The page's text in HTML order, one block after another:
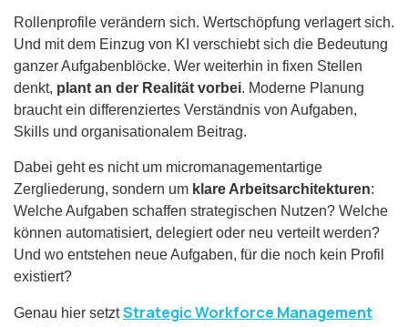
Rollenprofile verändern sich. Wertschöpfung verlagert sich.
Und mit dem Einzug von KI verschiebt sich die Bedeutung
ganzer Aufgabenblöcke. Wer weiterhin in fixen Stellen
denkt, plant an der Realität vorbei. Moderne Planung
braucht ein differenziertes Verständnis von Aufgaben,
Skills und organisationalem Beitrag.
Dabei geht es nicht um micromanagementartige
Zergliederung, sondern um klare Arbeitsarchitekturen:
Welche Aufgaben schaffen strategischen Nutzen? Welche
können automatisiert, delegiert oder neu verteilt werden?
Und wo entstehen neue Aufgaben, für die noch kein Profil
existiert?
Genau hier setztStrategic Workforce Management